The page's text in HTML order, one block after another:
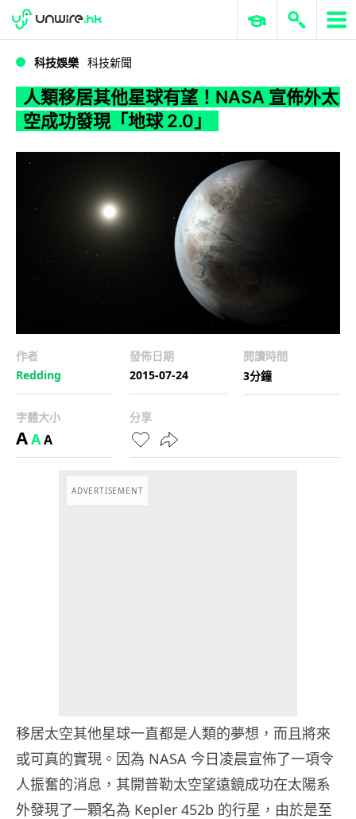
WWDC 2026 ERP 與商業 AI
科技娛樂 科技新聞
人類移居其他星球有望！NASA 宣佈外太
空成功發現「地球 2.0」
作者
Redding
發佈日期
2015-07-24
閱讀時間
3分鐘
字體大小
AAA
分享
ADVERTISEMENT
移居太空其他星球一直都是人類的夢想，而且將來
或可真的實現。因為 NASA 今日凌晨宣佈了一項令
人振奮的消息，其開普勒太空望遠鏡成功在太陽系
外發現了一顆名為 Kepler 452b 的行星，由於是至